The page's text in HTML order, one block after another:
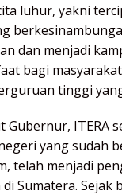
luhur, yakni
dan menjadi
bagi
tinggi
Gubernur, ITERA
yang sudah
telah menjadi
Sumatera. Sejak